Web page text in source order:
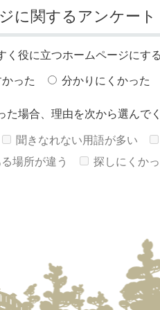
に関するアンケート
く役に立つホームページにす
った 分かりにくかった
た場合、理由を次から選んで
聞きなれない用語が多い
場所が違う
探しにくか